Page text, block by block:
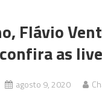
Flávio
confira as
agosto 9, 2020